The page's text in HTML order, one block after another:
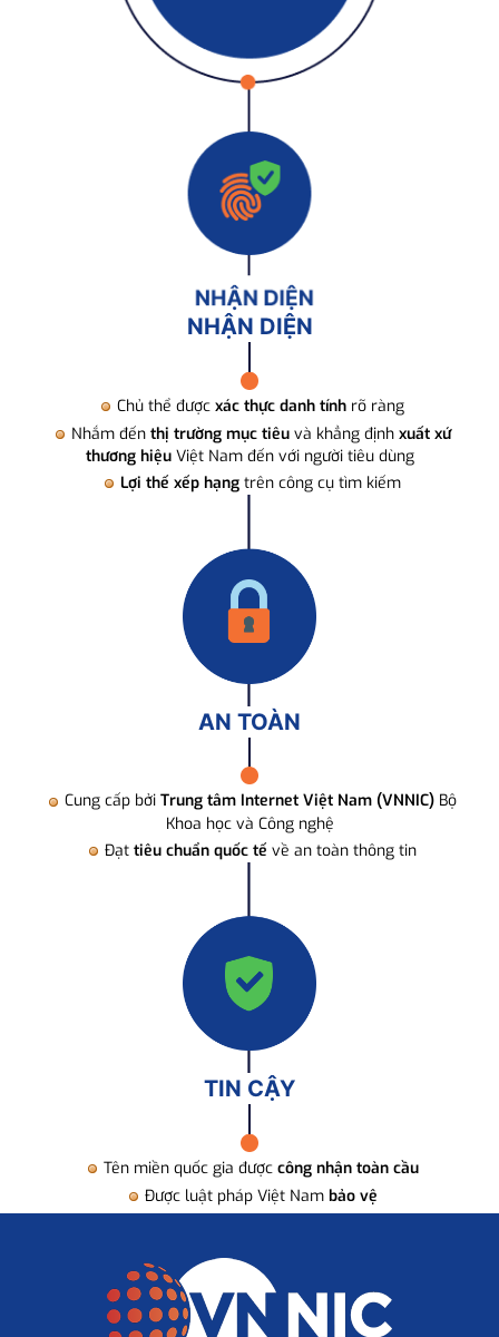
NHẬN DIỆN
Chủ thể được xác thực danh tính rõ ràng
Nhắm đến thị trường mục tiêuvà khẳng định xuất xứ
thương hiệuViệt Nam đến với người tiêu dùng
Lợi thế xếp hạng trên công cụ tìm kiếm
AN TOÀN
Cung cấp bởi Trung tâm Internet Việt Nam (VNNIC) Bộ
Khoa học và Công nghệ
Đạt tiêu chuẩn quốc tế về an toàn thông tin
TIN CẬY
Tên miền quốc gia được công nhận toàn cầu
Được luật pháp Việt Nam bảo vệ